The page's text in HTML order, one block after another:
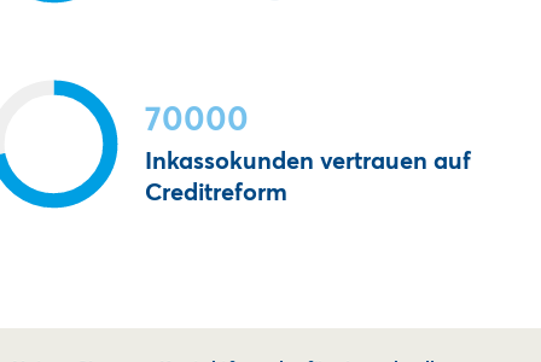
70000
Inkassokunden vertrauen auf
Creditreform